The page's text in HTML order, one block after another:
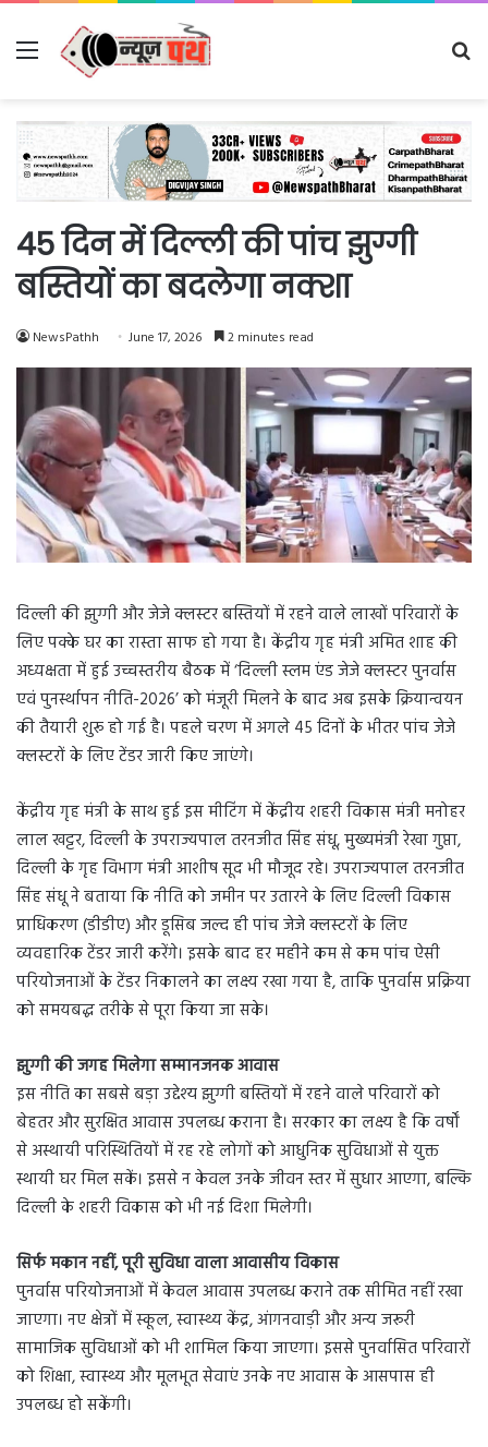
Menu
45 दिन में दिल्ली की पांच झुग्गी
बस्तियों का बदलेगा नक्शा
NewsPathh June 17, 2026 2 minutes read
दिल्ली की झुग्गी और जेजे क्लस्टर बस्तियों में रहने वाले लाखों परिवारों के
लिए पक्के घर का रास्ता साफ हो गया है। केंद्रीय गृह मंत्री अमित शाह की
अध्यक्षता में हुई उच्चस्तरीय बैठक में ‘दिल्ली स्लम एंड जेजे क्लस्टर पुनर्वास
एवं पुनर्स्थापन नीति-2026’ को मंजूरी मिलने के बाद अब इसके क्रियान्वयन
की तैयारी शुरू हो गई है। पहले चरण में अगले 45 दिनों के भीतर पांच जेजे
क्लस्टरों के लिए टेंडर जारी किए जाएंगे।
केंद्रीय गृह मंत्री के साथ हुई इस मीटिंग में केंद्रीय शहरी विकास मंत्री मनोहर
लाल खट्टर, दिल्ली के उपराज्यपाल तरनजीत सिंह संधू, मुख्यमंत्री रेखा गुप्ता,
दिल्ली के गृह विभाग मंत्री आशीष सूद भी मौजूद रहे। उपराज्यपाल तरनजीत
सिंह संधू ने बताया कि नीति को जमीन पर उतारने के लिए दिल्ली विकास
प्राधिकरण (डीडीए) और डूसिब जल्द ही पांच जेजे क्लस्टरों के लिए
व्यवहारिक टेंडर जारी करेंगे। इसके बाद हर महीने कम से कम पांच ऐसी
परियोजनाओं के टेंडर निकालने का लक्ष्य रखा गया है, ताकि पुनर्वास प्रक्रिया
को समयबद्ध तरीके से पूरा किया जा सके।
झुग्गी की जगह मिलेगा सम्मानजनक आवास
इस नीति का सबसे बड़ा उद्देश्य झुग्गी बस्तियों में रहने वाले परिवारों को
बेहतर और सुरक्षित आवास उपलब्ध कराना है। सरकार का लक्ष्य है कि वर्षों
से अस्थायी परिस्थितियों में रह रहे लोगों को आधुनिक सुविधाओं से युक्त
स्थायी घर मिल सकें। इससे न केवल उनके जीवन स्तर में सुधार आएगा, बल्कि
दिल्ली के शहरी विकास को भी नई दिशा मिलेगी।
सिर्फ मकान नहीं, पूरी सुविधा वाला आवासीय विकास
पुनर्वास परियोजनाओं में केवल आवास उपलब्ध कराने तक सीमित नहीं रखा
जाएगा। नए क्षेत्रों में स्कूल, स्वास्थ्य केंद्र, आंगनवाड़ी और अन्य जरूरी
सामाजिक सुविधाओं को भी शामिल किया जाएगा। इससे पुनर्वासित परिवारों
को शिक्षा, स्वास्थ्य और मूलभूत सेवाएं उनके नए आवास के आसपास ही
उपलब्ध हो सकेंगी।